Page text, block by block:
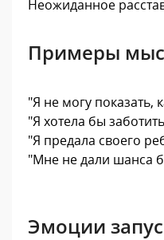
Неожиданное
Примеры
"Я не могу показать,
"Я хотела бы
"Я предала своего
"Мне не дали шанса
Эмоции